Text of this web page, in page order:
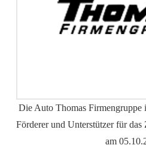
Die Auto Thomas Firmengruppe
Förderer und Unterstützer für
am